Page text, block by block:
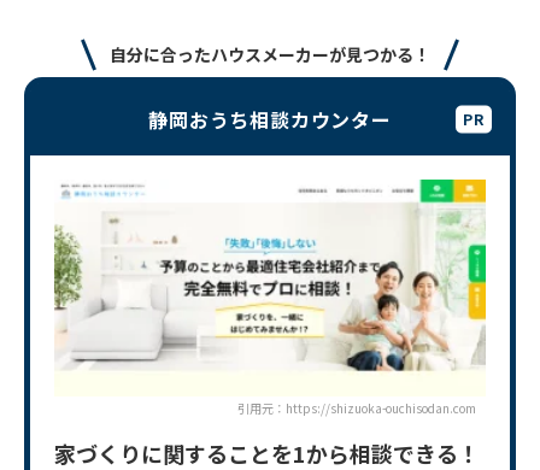
自分に合ったハウスメーカーが見つかる！
静岡おうち相談カウンター
引用元：https://shizuoka-ouchisodan.com
家づくりに関することを1から相談できる！